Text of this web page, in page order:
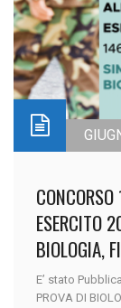
ESERCITO
BIOLOGIA,
E’ stato
PROVA DI